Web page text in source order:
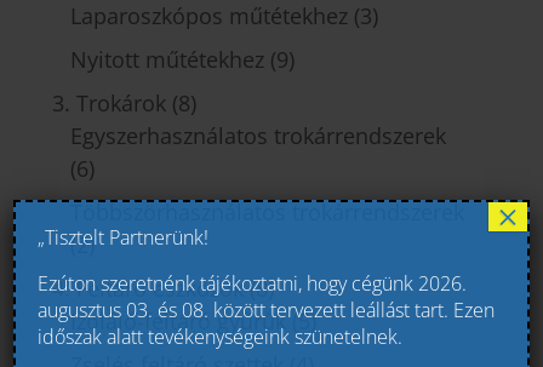
Laparoszkópos műtétekhez (3)
Nyitott műtétekhez (9)
3. Trokárok (8)
Egyszerhasználatos trokárrendszerek
(6)
Többszörhasználatos trokárrendszerek
(2)
4. Feltáró eszközök (8)
Izoláló-feltáró gyűrűk (5)
„Tisztelt Partnerünk!
Ezúton szeretnénk tájékoztatni, hogy cégünk 2026.
augusztus 03. és 08. között tervezett leállást tart. Ezen
időszak alatt tevékenységeink szünetelnek.
×